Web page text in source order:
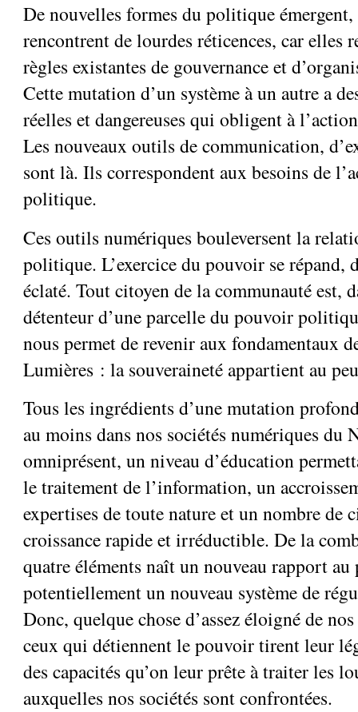
De nouvelles formes du politique
rencontrent de lourdes réticences, car elles
règles existantes de gouvernance et
Cette mutation d’un système à un autre a
réelles et dangereuses qui obligent à
Les nouveaux outils de communication,
sont là. Ils correspondent aux besoins de
politique.
Ces outils numériques bouleversent la
politique. L’exercice du pouvoir se répand,
éclaté. Tout citoyen de la communauté est,
détenteur d’une parcelle du pouvoir
nous permet de revenir aux fondamentaux
Lumières : la souveraineté appartient au
Tous les ingrédients d’une mutation
au moins dans nos sociétés numériques du
omniprésent, un niveau d’éducation
le traitement de l’information, un
expertises de toute nature et un nombre de
croissance rapide et irréductible. De la
quatre éléments naît un nouveau rapport
potentiellement un nouveau système de
Donc, quelque chose d’assez éloigné de
ceux qui détiennent le pouvoir tirent leur
des capacités qu’on leur prête à traiter les
auxquelles nos sociétés sont confrontées.